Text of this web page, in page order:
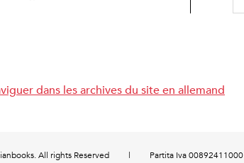
dans les archives du site en allemand
All rights Reserved Partita Iva 00892411000